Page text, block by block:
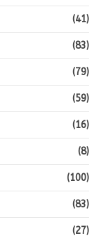
(41)
(83)
(79)
(59)
(16)
(8)
(100)
(83)
(27)